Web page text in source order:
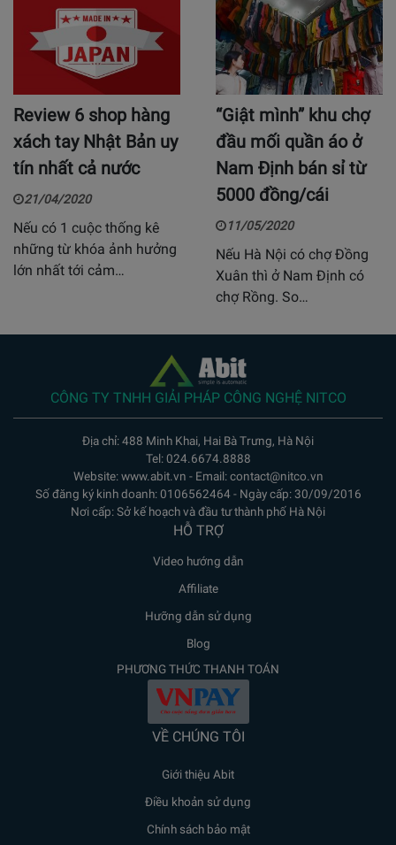
Review 6 shop hàng
xách tay Nhật Bản uy
tín nhất cả nước
21/04/2020
Nếu có 1 cuộc thống kê
những từ khóa ảnh hưởng
lớn nhất tới cảm…
“Giật mình” khu chợ
đầu mối quần áo ở
Nam Định bán sỉ từ
5000 đồng/cái
11/05/2020
Nếu Hà Nội có chợ Đồng
Xuân thì ở Nam Định có
chợ Rồng. So…
CÔNG TY TNHH GIẢI PHÁP CÔNG NGHỆ NITCO
Địa chỉ: 488 Minh Khai, Hai Bà Trưng, Hà Nội
Tel: 024.6674.8888
Website: www.abit.vn - Email: contact@nitco.vn
Số đăng ký kinh doanh: 0106562464 - Ngày cấp: 30/09/2016
Nơi cấp: Sở kế hoạch và đầu tư thành phố Hà Nội
HỖ TRỢ
Video hướng dẫn
Affiliate
Hưỡng dẫn sử dụng
Blog
PHƯƠNG THỨC THANH TOÁN
VỀ CHÚNG TÔI
Giới thiệu Abit
Điều khoản sử dụng
Chính sách bảo mật